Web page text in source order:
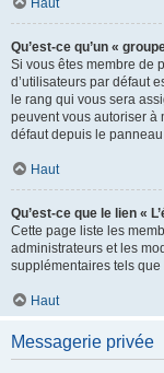
Haut
Qu’est-ce qu’un «
Si vous êtes membre de
d’utilisateurs par défaut
le rang qui vous sera
peuvent vous autoriser à
défaut depuis le
Haut
Qu’est-ce que le lien «
Cette page liste les
administrateurs et les
supplémentaires tels que
Haut
Messagerie privée